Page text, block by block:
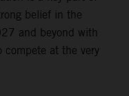
belief in the
and beyond with
at the very